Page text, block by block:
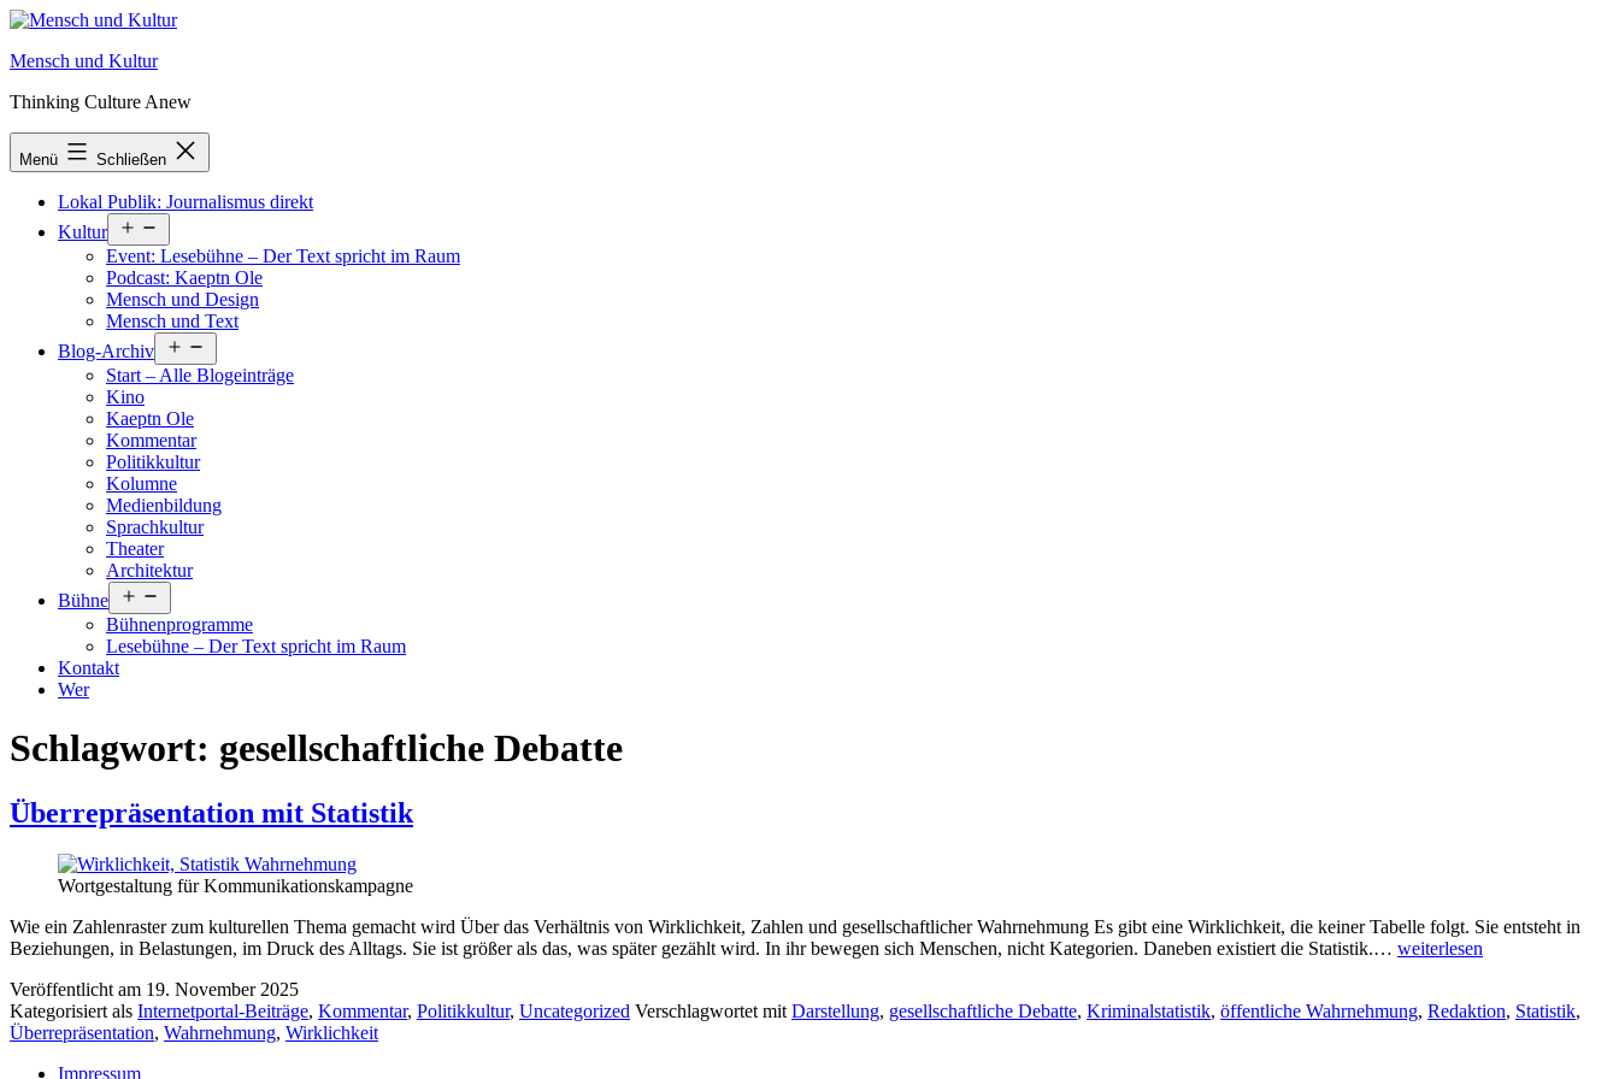
Zum
springen
Mensch und Kultur
Thinking Culture Anew
Menü Schließen
Lokal Publik: Journalismus direkt
Kultur
öffnen
Event: Lesebühne – Der Text spricht im Raum
Podcast: Kaeptn Ole
Mensch und Design
Mensch und Text
Blog-Archiv
öffnen
Start – Alle Blogeinträge
Kino
Kaeptn Ole
Kommentar
Politikkultur
Kolumne
Medienbildung
Sprachkultur
Theater
Architektur
Bühne
öffnen
Bühnenprogramme
Lesebühne – Der Text spricht im Raum
Kontakt
Wer
Schlagwort: gesellschaftliche Debatte
Überrepräsentation mit Statistik
Wortgestaltung für Kommunikationskampagne
Wie ein Zahlenraster zum kulturellen Thema gemacht wird Über das Verhältnis von Wirklichkeit, Zahlen und gesellschaftlicher Wahrnehmung Es gibt eine Wirklichkeit, die keiner Tabelle folgt. Sie entsteht in
Beziehungen, in Belastungen, im Druck des Alltags. Sie ist größer als das, was später gezählt wird. In ihr bewegen sich Menschen, nicht Kategorien. Daneben existiert die Statistik.… Überrepräsentation
weiterlesen
Veröffentlicht am 19. November 2025
Kategorisiert als Internetportal-Beiträge, Kommentar, Politikkultur, Uncategorized Verschlagwortet mit Darstellung, gesellschaftliche Debatte, Kriminalstatistik, öffentliche Wahrnehmung, Redaktion, Statistik,
Überrepräsentation, Wahrnehmung, Wirklichkeit
Impressum